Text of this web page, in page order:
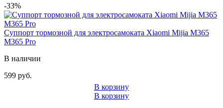
-33%
Суппорт тормозной для электросамоката Xiaomi Mijia M365
M365 Pro
В наличии
599 руб.
В корзину
В корзину